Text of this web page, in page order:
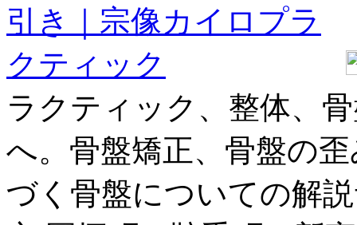
ラクティック、整体、
へ。骨盤矯正、骨盤の
づく骨盤についての解